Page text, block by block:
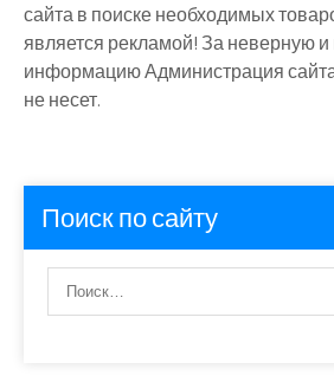
сайта в поиске необходимых
является рекламой! За неверную
информацию Администрация сайта
не несет.
Поиск по сайту